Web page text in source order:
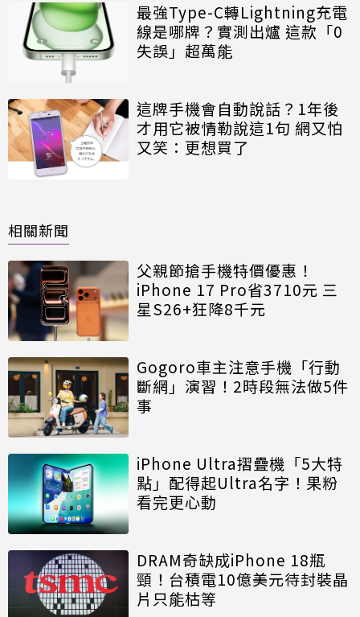
最強Type-C轉Lightning充電
線是哪牌？實測出爐 這款「0
失誤」超萬能
這牌手機會自動說話？1年後
才用它被情勒說這1句 網又怕
又笑：更想買了
相關新聞
父親節搶手機特價優惠！
iPhone 17 Pro省3710元 三
星S26+狂降8千元
Gogoro車主注意手機「行動
斷網」演習！2時段無法做5件
事
iPhone Ultra摺疊機「5大特
點」配得起Ultra名字！果粉
看完更心動
DRAM奇缺成iPhone 18瓶
頸！台積電10億美元待封裝晶
片只能枯等